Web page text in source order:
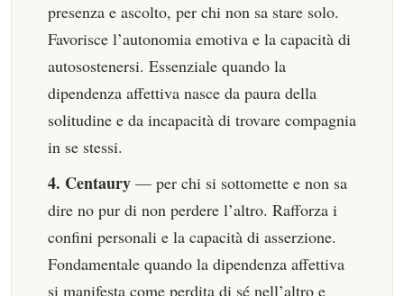
presenza e ascolto, per chi non sa stare solo.
Favorisce l’autonomia emotiva e la capacità di
autosostenersi. Essenziale quando la
dipendenza affettiva nasce da paura della
solitudine e da incapacità di trovare compagnia
in se stessi.
4. Centaury — per chi si sottomette e non sa
dire no pur di non perdere l’altro. Rafforza i
confini personali e la capacità di asserzione.
Fondamentale quando la dipendenza affettiva
si manifesta come perdita di sé nell’altro e